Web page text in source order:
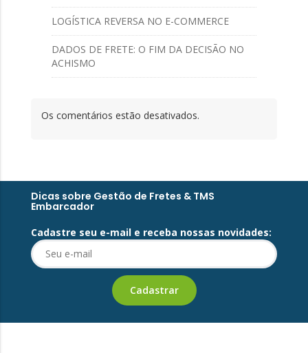
LOGÍSTICA REVERSA NO E-COMMERCE
DADOS DE FRETE: O FIM DA DECISÃO NO
ACHISMO
Os comentários estão desativados.
Dicas sobre Gestão de Fretes & TMS
Embarcador
Cadastre seu e-mail e receba nossas novidades: